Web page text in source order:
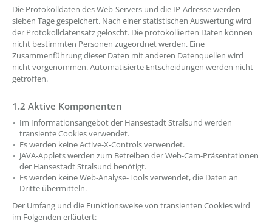
Die Protokolldaten des Web-Servers und die IP-Adresse werden
sieben Tage gespeichert. Nach einer statistischen Auswertung wird
der Protokolldatensatz gelöscht. Die protokollierten Daten können
nicht bestimmten Personen zugeordnet werden. Eine
Zusammenführung dieser Daten mit anderen Datenquellen wird
nicht vorgenommen. Automatisierte Entscheidungen werden nicht
getroffen.
??? absaetzeOben[3]/titel ???
1.2 Aktive Komponenten
Im Informationsangebot der Hansestadt Stralsund werden
transiente Cookies verwendet.
Es werden keine Active-X-Controls verwendet.
JAVA-Applets werden zum Betreiben der Web-Cam-Präsentationen
der Hansestadt Stralsund benötigt.
Es werden keine Web-Analyse-Tools verwendet, die Daten an
Dritte übermitteln.
Der Umfang und die Funktionsweise von transienten Cookies wird
im Folgenden erläutert: